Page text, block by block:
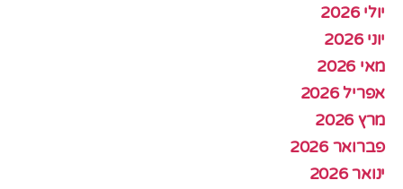
יולי 2026
יוני 2026
מאי 2026
אפריל 2026
מרץ 2026
פברואר 2026
ינואר 2026